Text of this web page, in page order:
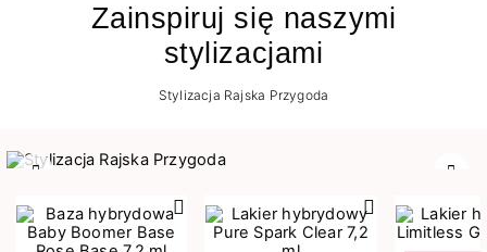
Zainspiruj się naszymi
stylizacjami
Stylizacja Rajska Przygoda